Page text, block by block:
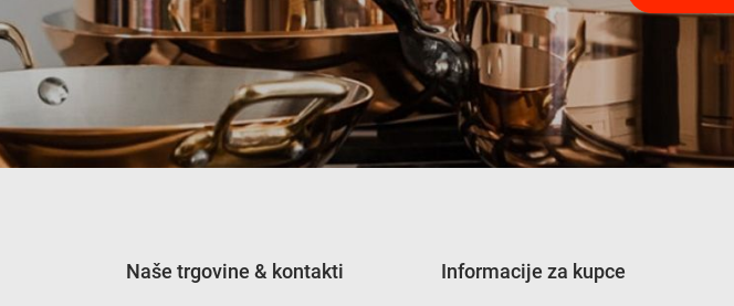
Naše trgovine & kontakti Informacije za kupce